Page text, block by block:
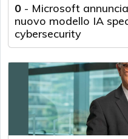
0 - Microsoft
nuovo modello IA
cybersecurity